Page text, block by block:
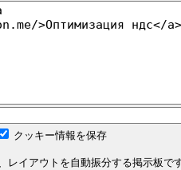
クッキー情報を保存
レイアウトを自動振分する掲示板で